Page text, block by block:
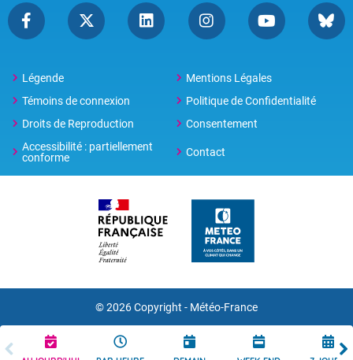
Légende
Mentions Légales
Témoins de connexion
Politique de Confidentialité
Droits de Reproduction
Consentement
Accessibilité : partiellement
conforme
Contact
© 2026 Copyright - Météo-France